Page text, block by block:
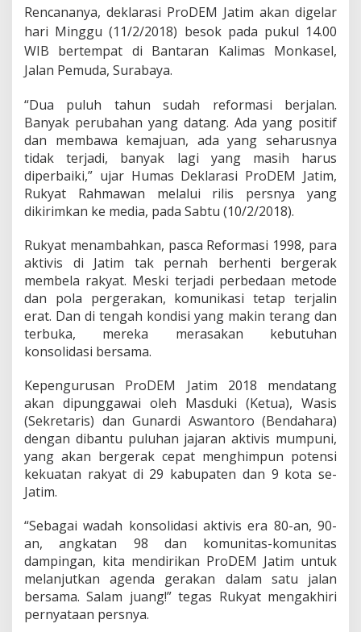
r
t
r
a
n
i
s
a
s
Rencananya, deklarasi ProDEM Jatim akan digelar
hari Minggu (11/2/2018) besok pada pukul 14.00
WIB bertempat di Bantaran Kalimas Monkasel,
Jalan Pemuda, Surabaya.
“Dua puluh tahun sudah reformasi berjalan.
Banyak perubahan yang datang. Ada yang positif
dan membawa kemajuan, ada yang seharusnya
tidak terjadi, banyak lagi yang masih harus
diperbaiki,” ujar Humas Deklarasi ProDEM Jatim,
Rukyat Rahmawan melalui rilis persnya yang
dikirimkan ke media, pada Sabtu (10/2/2018).
Rukyat menambahkan, pasca Reformasi 1998, para
aktivis di Jatim tak pernah berhenti bergerak
membela rakyat. Meski terjadi perbedaan metode
dan pola pergerakan, komunikasi tetap terjalin
erat. Dan di tengah kondisi yang makin terang dan
terbuka, mereka merasakan kebutuhan
konsolidasi bersama.
Kepengurusan ProDEM Jatim 2018 mendatang
akan dipunggawai oleh Masduki (Ketua), Wasis
(Sekretaris) dan Gunardi Aswantoro (Bendahara)
dengan dibantu puluhan jajaran aktivis mumpuni,
yang akan bergerak cepat menghimpun potensi
kekuatan rakyat di 29 kabupaten dan 9 kota se-
Jatim.
“Sebagai wadah konsolidasi aktivis era 80-an, 90-
an, angkatan 98 dan komunitas-komunitas
dampingan, kita mendirikan ProDEM Jatim untuk
melanjutkan agenda gerakan dalam satu jalan
bersama. Salam juang!” tegas Rukyat mengakhiri
pernyataan persnya.